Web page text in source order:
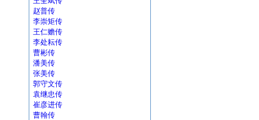
赵普传
李崇矩传
王仁赡传
李处耘传
曹彬传
潘美传
张美传
郭守文传
袁继忠传
崔彦进传
曹翰传